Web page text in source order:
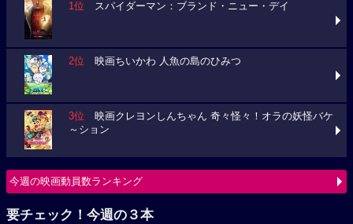
1位 スパイダーマン：ブランド・ニュー・デイ
2位 映画ちいかわ 人魚の島のひみつ
3位 映画クレヨンしんちゃん 奇々怪々！オラの妖怪バケ
～ション
今週の映画動員数ランキング
要チェック！今週の３本